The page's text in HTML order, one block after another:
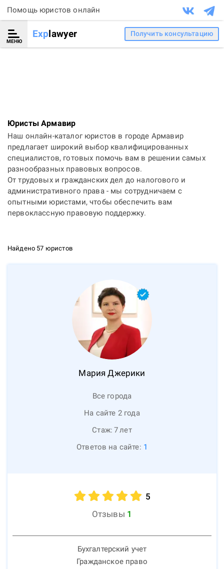
Помощь юристов онлайн
МЕНЮ
Explawyer Получить консультацию
Юристы Армавир
Наш онлайн-каталог юристов в городе Армавир
предлагает широкий выбор квалифицированных
специалистов, готовых помочь вам в решении самых
разнообразных правовых вопросов.
От трудовых и гражданских дел до налогового и
административного права - мы сотрудничаем с
опытными юристами, чтобы обеспечить вам
первоклассную правовую поддержку.
Найдено 57 юристов
Мария Джерики
Все города
На сайте 2 года
Стаж: 7лет
Ответов на сайте: 1
5
Отзывы 1
Бухгалтерский учет
Гражданское право